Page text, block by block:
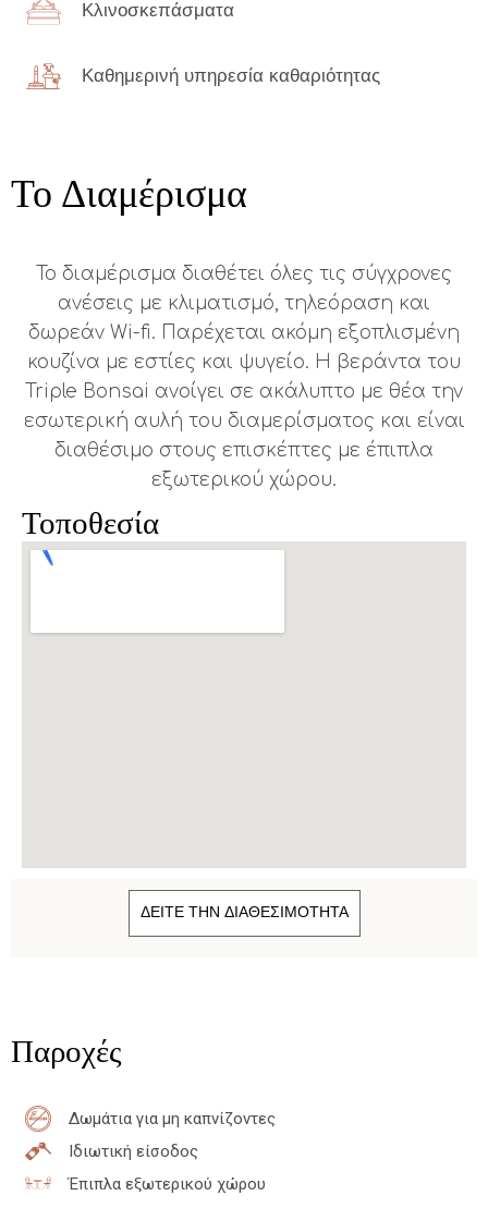
Κλινοσκεπάσματα
Καθημερινή υπηρεσία καθαριότητας
Το Διαμέρισμα
Το διαμέρισμα διαθέτει όλες τις σύγχρονες
ανέσεις με κλιματισμό, τηλεόραση και
δωρεάν Wi-fi. Παρέχεται ακόμη εξοπλισμένη
κουζίνα με εστίες και ψυγείο. Η βεράντα του
Triple Bonsai ανοίγει σε ακάλυπτο με θέα την
εσωτερική αυλή του διαμερίσματος και είναι
διαθέσιμο στους επισκέπτες με έπιπλα
εξωτερικού χώρου.
Τοποθεσία
ΔΕΙΤΕ ΤΗΝ ΔΙΑΘΕΣΙΜΟΤΗΤΑ
Παροχές
Δωμάτια για μη καπνίζοντες
Ιδιωτική είσοδος
Έπιπλα εξωτερικού χώρου